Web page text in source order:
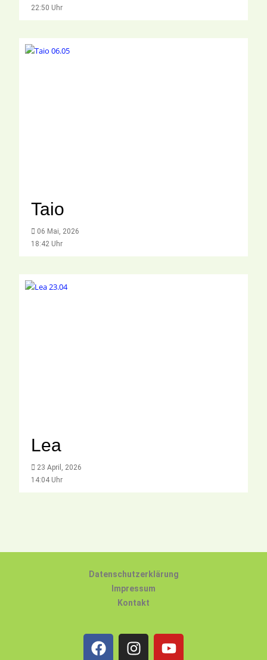
22:50 Uhr
Taio
06 Mai, 2026
18:42 Uhr
Lea
23 April, 2026
14:04 Uhr
Datenschutzerklärung
Impressum
Kontakt